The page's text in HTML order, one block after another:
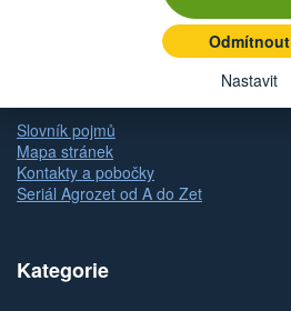
Odmítnout
Nastavit
Odstoupení od kupní smlouvy
Slovník pojmů
Mapa stránek
Kontakty a pobočky
Seriál Agrozet od A do Zet
Kategorie